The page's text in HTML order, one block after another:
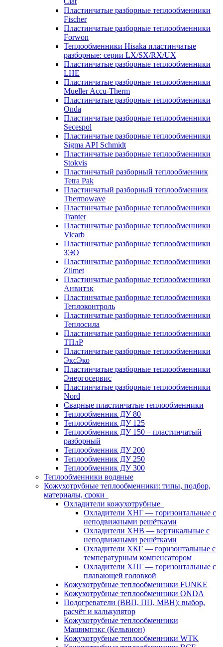
Пластинчатые разборные теплообменники
Fischer
Пластинчатые разборные теплообменники
Forwon
Теплообменники Hisaka пластинчатые
разборные: серии LX/SX/RX/UX
Пластинчатые разборные теплообменники
LHE
Пластинчатые разборные теплообменники
Mueller Accu-Therm
Пластинчатые разборные теплообменники
Onda
Пластинчатые разборные теплообменники
Secespol
Пластинчатые разборные теплообменники
Sigma API Schmidt
Пластинчатые разборные теплообменники
Stokvis
Пластинчатый разборный теплообменник
Tetra Pak
Пластинчатый разборный теплообменник
Thermowave
Пластинчатые разборные теплообменники
Tranter
Пластинчатые разборные теплообменники
Vicarb
Пластинчатые разборные теплообменники
ЗЭО
Пластинчатые разборные теплообменники
Zilmet
Пластинчатые разборные теплообменники
Анвитэк
Пластинчатые разборные теплообменники
Теплоконтроль
Пластинчатые разборные теплообменники
Теплосила
Пластинчатые разборные теплообменники
ТПлР
Пластинчатые разборные теплообменники
ЭксЭко
Пластинчатые разборные теплообменники
Энергосервис
Пластинчатые разборные теплообменники
Nord
Сварные пластинчатые теплообменники
Теплообменник ДУ 80
Теплообменник ДУ 125
Теплообменник ДУ 150 – пластинчатый
разборный
Теплообменник ДУ 200
Теплообменник ДУ 250
Теплообменник ДУ 300
Теплообменники водяные
Кожухотрубные теплообменники: типы, подбор,
материалы, сроки
Охладители кожухотрубные
Охладители ХНГ — горизонтальные с
неподвижными решётками
Охладители ХНВ — вертикальные с
неподвижными решётками
Охладители ХКГ — горизонтальные с
температурным компенсатором
Охладители ХПГ — горизонтальные с
плавающей головкой
Кожухотрубные теплообменники FUNKE
Кожухотрубные теплообменники ONDA
Подогреватели (ВВП, ПП, МВН): выбор,
расчёт и калькулятор
Кожухотрубные теплообменники
Машимпэкс (Кельвион)
Кожухотрубные теплообменники WTK